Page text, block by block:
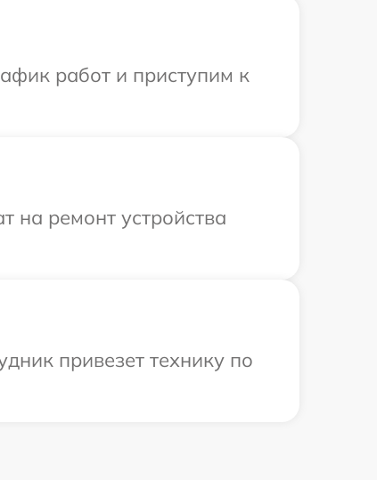
работ и приступим к
на ремонт устройства
привезет технику по